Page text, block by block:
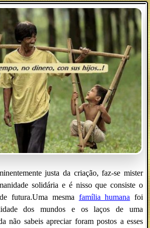
justa da criação, faz-se mister
solidária e é nisso que consiste o
futura.Uma mesma família humana foi
dos mundos e os laços de uma
não sabeis apreciar foram postos a esses